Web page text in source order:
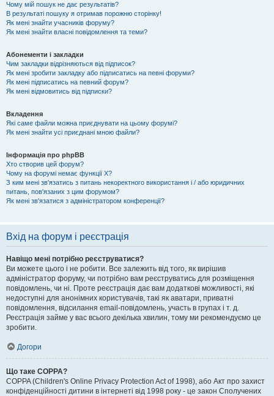
Чому мій пошук не дає результатів?
В результаті пошуку я отримав порожню сторінку!
Як мені знайти учасників форуму?
Як мені знайти власні повідомлення та теми?
Абонементи і закладки
Чим закладки відрізняються від підписок?
Як мені зробити закладку або підписатись на певні форуми?
Як мені підписатись на певний форум?
Як мені відмовитись від підписки?
Вкладення
Які саме файли можна приєднувати на цьому форумі?
Як мені знайти усі приєднані мною файли?
Інформація про phpBB
Хто створив цей форум?
Чому на форумі немає функції X?
З ким мені зв'язатись з питань некоректного використання і / або юридичних
питань, пов'язаних з цим форумом?
Як мені зв'язатися з адміністратором конференції?
Вхід на форум і реєстрація
Навіщо мені потрібно реєструватися?
Ви можете цього і не робити. Все залежить від того, як вирішив
адміністратор форуму, чи потрібно вам реєструватись для розміщення
повідомлень, чи ні. Проте реєстрація дає вам додаткові можливості, які
недоступні для анонімних користувачів, такі як аватари, приватні
повідомлення, відсилання email-повідомлень, участь в групах і т. д.
Реєстрація займе у вас всього декілька хвилин, тому ми рекомендуємо це
зробити.
Догори
Що таке COPPA?
COPPA (Children's Online Privacy Protection Act of 1998), або Акт про захист
конфіденційності дитини в інтернеті від 1998 року - це закон Сполучених